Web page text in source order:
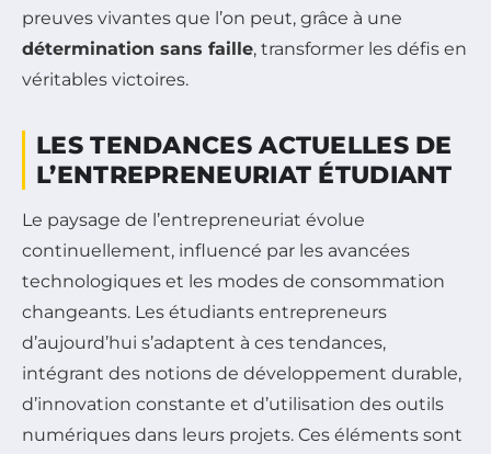
preuves vivantes que l’on peut, grâce à une
détermination sans faille, transformer les défis en
véritables victoires.
LES TENDANCES ACTUELLES DE
L’ENTREPRENEURIAT ÉTUDIANT
Le paysage de l’entrepreneuriat évolue
continuellement, influencé par les avancées
technologiques et les modes de consommation
changeants. Les étudiants entrepreneurs
d’aujourd’hui s’adaptent à ces tendances,
intégrant des notions de développement durable,
d’innovation constante et d’utilisation des outils
numériques dans leurs projets. Ces éléments sont